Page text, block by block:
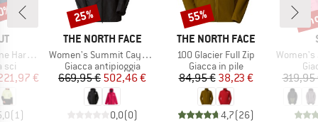
Jacket
sci
ridotto
€
(1 )
MARCHIO
THE NORTH FACE
Articolo
Women's Summit Cayesh GTX Pro Jacket
Gruppo di prodotti
Giacca antipioggia
Prezzo
669,95 € Prezzo ridotto
502,46 €
0,0(0)
Sconto
25%
MARCHIO
THE NORTH FACE
Articolo
100 Glacier Full Zip
Gruppo di prodotti
Giacca in pile
Prezzo
84,95 €Prezzo ridotto
38,23 €
4,7(26)
Sconto
55%
Articolo
Women's
319,95